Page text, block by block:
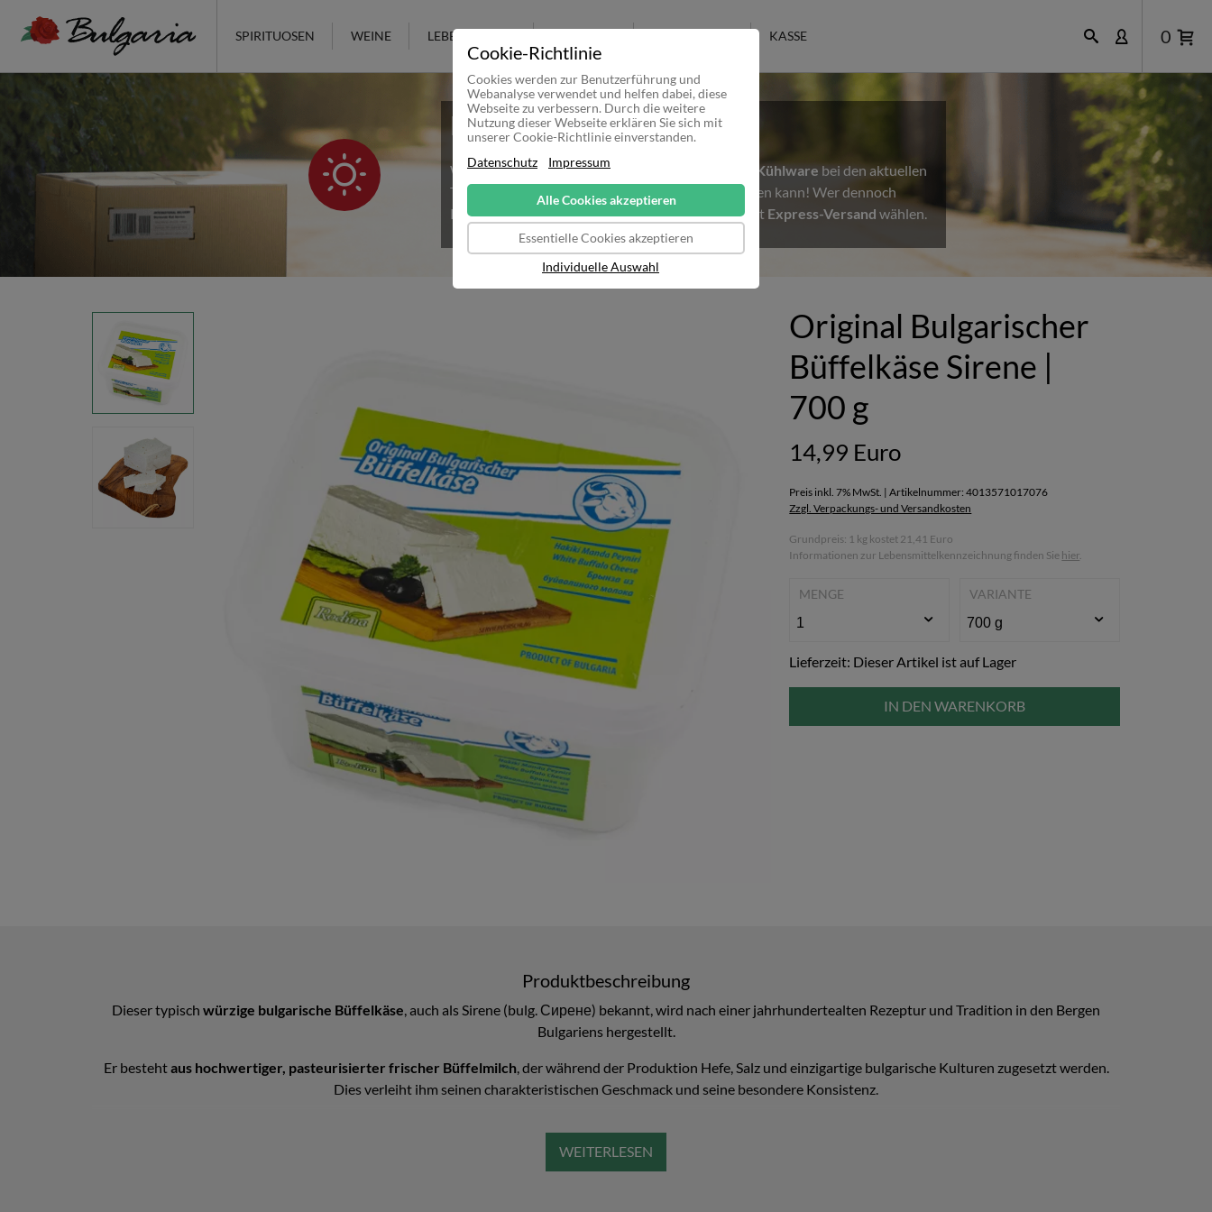
Cookie-Richtlinie
Cookies werden zur Benutzerführung und
Webanalyse verwendet und helfen dabei, diese
Webseite zu verbessern. Durch die weitere
Nutzung dieser Webseite erklären Sie sich mit
unserer Cookie-Richtlinie einverstanden.
Datenschutz
Impressum
Alle Cookies akzeptieren
Essentielle Cookies akzeptieren
Individuelle Auswahl
0
SPIRITUOSEN WEINE LEBENSMITTEL KASSE
Hitzewelle in Deutschland
Wir möchten alle Kunden darauf Hinweisen, dass Kühlwarebei den aktuellen
Temperaturen nicht mehr sicher ausgeliefert werden kann! Wer dennoch
Kühlware bestellen möchte, sollte daher unbedingt Express-Versand wählen.
Original Bulgarischer
Büffelkäse Sirene |
700 g
14,99 Euro
Preis inkl. 7% MwSt. | Artikelnummer: 4013571017076
Zzgl. Verpackungs- und Versandkosten
Grundpreis: 1 kg kostet 21,41 Euro
Informationen zur Lebensmittelkennzeichnung finden Sie hier.
MENGE VARIANTE
Lieferzeit: Dieser Artikel ist auf Lager
IN DEN WARENKORB
Produktbeschreibung
Dieser typisch würzige bulgarische Büffelkäse, auch als Sirene (bulg. Сирене) bekannt, wird nach einer jahrhundertealten Rezeptur und Tradition in den Bergen
Bulgariens hergestellt.
Er bestehtaus hochwertiger, pasteurisierter frischer Büffelmilch, der während der Produktion Hefe, Salz und einzigartige bulgarische Kulturen zugesetzt werden.
Dies verleiht ihm seinen charakteristischen Geschmack und seine besondere Konsistenz.
unverwechselbares Aromaverleiht. Anders als Feta, der auf andere Weise gereift wird, erhält der bulgarische
Salzlakenkäse seine spezielle Textur durch die Bildung kleiner Bläschen mit Kohlendioxid. Diese Besonderheit sorgt für seine brüchige, leicht pilzartige Konsistenz. Der